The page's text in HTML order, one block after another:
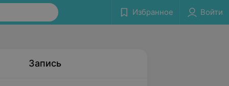
Избранное Войти
Запись